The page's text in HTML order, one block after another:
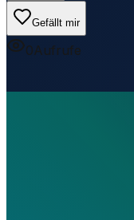
Gefällt mir
0Aufrufe